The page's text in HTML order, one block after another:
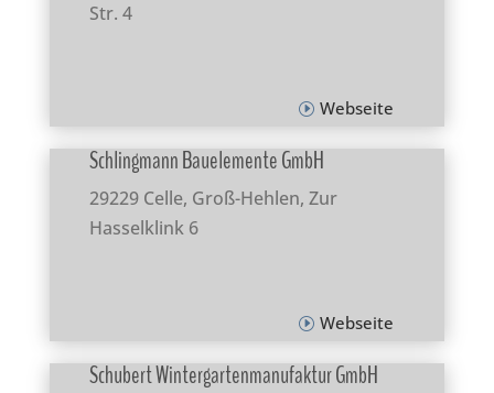
Str. 4
Webseite
Schlingmann Bauelemente GmbH
29229 Celle, Groß-Hehlen, Zur
Hasselklink 6
Webseite
Schubert Wintergartenmanufaktur GmbH